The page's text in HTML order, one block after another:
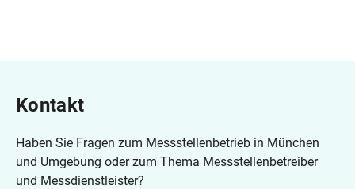
Kontakt
Haben Sie Fragen zum Messstellenbetrieb in München
und Umgebung oder zum Thema Messstellenbetreiber
und Messdienstleister?